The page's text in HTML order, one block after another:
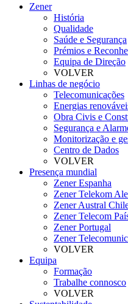
Zener
História
Qualidade
Saúde e Segurança
Prémios e
Equipa de Direção
VOLVER
Linhas de negócio
Telecomunicações
Energias
Obra Civis e
Segurança e
Monitorização e
Centro de Dados
VOLVER
Presença mundial
Zener Espanha
Zener Telekom
Zener Austral
Zener Telecom
Zener Portugal
Zener
VOLVER
Equipa
Formação
Trabalhe connosco
VOLVER